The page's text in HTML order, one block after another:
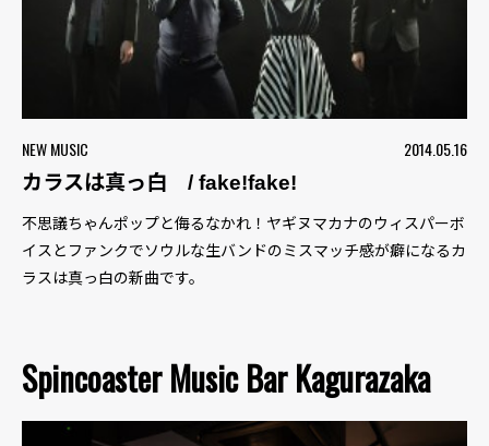
NEW MUSIC
2014.05.16
カラスは真っ白 / fake!fake!
不思議ちゃんポップと侮るなかれ！ヤギヌマカナのウィスパーボ
イスとファンクでソウルな生バンドのミスマッチ感が癖になるカ
ラスは真っ白の新曲です。
Spincoaster Music Bar Kagurazaka